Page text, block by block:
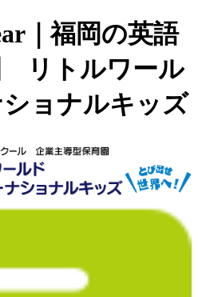
｜福岡の英語
リトルワール
ショナルキッズ